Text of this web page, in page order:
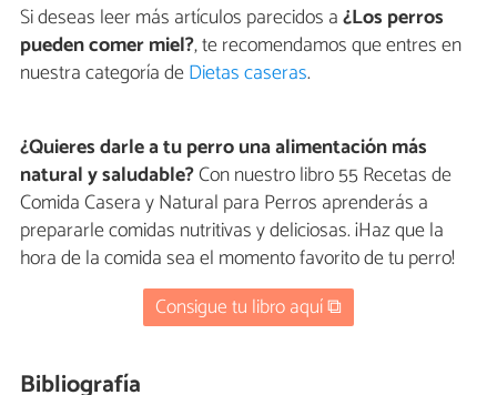
Si deseas leer más artículos parecidos a¿Los perros
pueden comer miel?, te recomendamos que entres en
nuestra categoría deDietas caseras.
¿Quieres darle a tu perro una alimentación más
natural y saludable?Con nuestro libro 55 Recetas de
Comida Casera y Natural para Perros aprenderás a
prepararle comidas nutritivas y deliciosas. ¡Haz que la
hora de la comida sea el momento favorito de tu perro!
Consigue tu libro aquí ⧉
Bibliografía